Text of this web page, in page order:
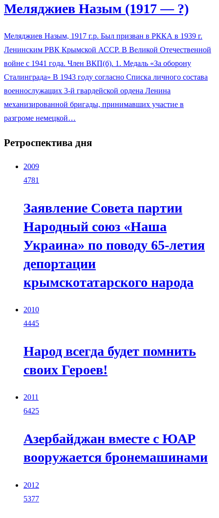
Меляджиев Назым (1917 — ?)
Меляджиев Назым, 1917 г.р. Был призван в РККА в 1939 г.
Ленинским РВК Крымской АССР. В Великой Отечественной
войне с 1941 года. Член ВКП(б). 1. Медаль «За оборону
Сталинграда» В 1943 году согласно Списка личного состава
военнослужащих 3-й гвардейской ордена Ленина
механизированной бригады, принимавших участие в
разгроме немецкой…
Ретроспектива дня
2009
4781
Заявление Совета партии
Народный союз «Наша
Украина» по поводу 65-летия
депортации
крымскотатарского народа
2010
4445
Народ всегда будет помнить
своих Героев!
2011
6425
Азербайджан вместе с ЮАР
вооружается бронемашинами
2012
5377